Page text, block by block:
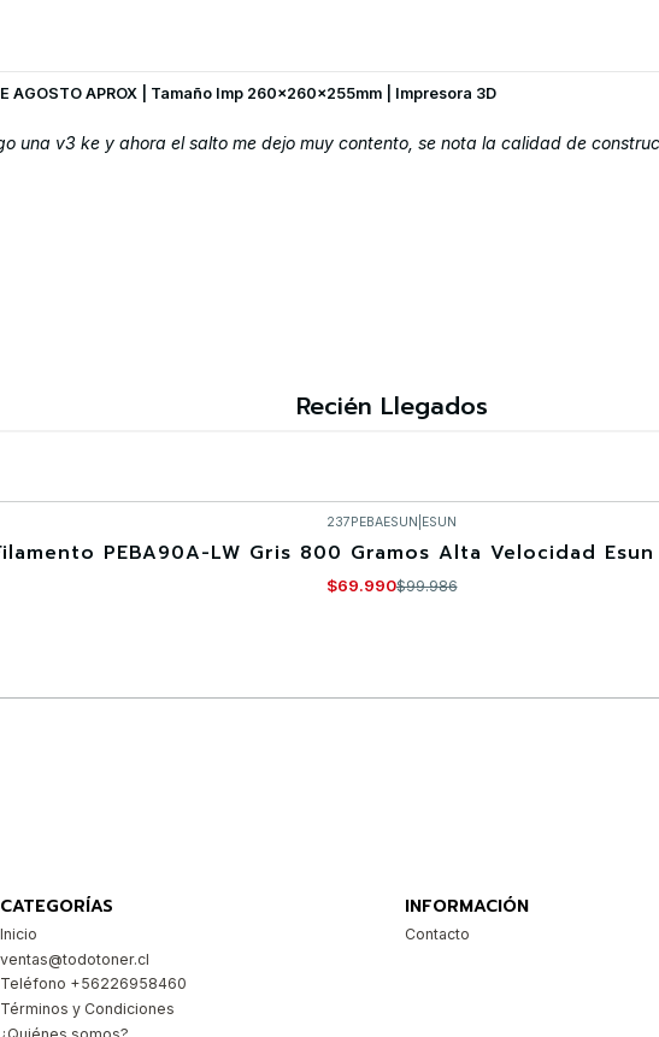
AGOSTO APROX | Tamaño Imp 260x260x255mm | Impresora 3D
una v3 ke y ahora el salto me dejo muy contento, se nota la calidad de
Recién Llegados
237PEBAESUN ESUN
PEBA90A-LW Gris 800 Gramos Alta Velocidad
$69.990$99.986
CATEGORÍAS
Inicio
ventas@todotoner.cl
Teléfono +56226958460
Términos y Condiciones
INFORMACIÓN
Contacto